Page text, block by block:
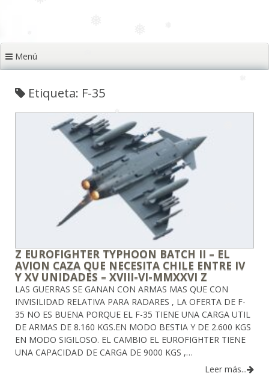
❅
❅
❅
❅
❅
❅
❅
❅
Menú
Etiqueta: F-35
Z EUROFIGHTER TYPHOON BATCH II – EL
AVION CAZA QUE NECESITA CHILE ENTRE IV
Y XV UNIDADES – XVIII-VI-MMXXVI Z
LAS GUERRAS SE GANAN CON ARMAS MAS QUE CON
INVISILIDAD RELATIVA PARA RADARES , LA OFERTA DE F-
35 NO ES BUENA PORQUE EL F-35 TIENE UNA CARGA UTIL
DE ARMAS DE 8.160 KGS.EN MODO BESTIA Y DE 2.600 KGS
EN MODO SIGILOSO. EL CAMBIO EL EUROFIGHTER TIENE
UNA CAPACIDAD DE CARGA DE 9000 KGS ,…
Leer más...